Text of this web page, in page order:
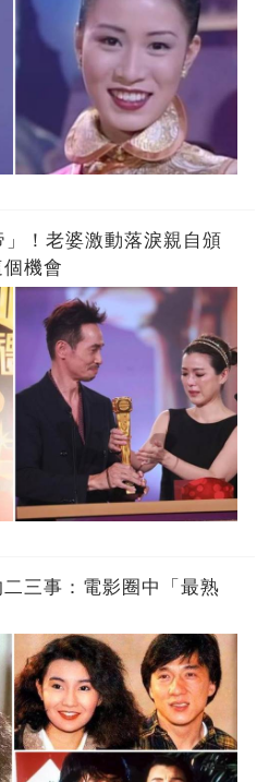
！老婆激動落淚親自頒
機會
三事：電影圈中「最熟